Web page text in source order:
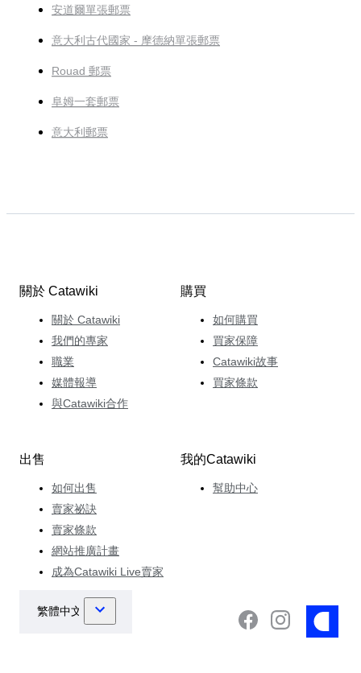
安道爾單張郵票
意大利古代國家 - 摩德納單張郵票
Rouad 郵票
阜姆一套郵票
意大利郵票
關於 Catawiki
關於 Catawiki
我們的專家
職業
媒體報導
與Catawiki合作
購買
如何購買
買家保障
Catawiki故事
買家條款
出售
如何出售
賣家祕訣
賣家條款
網站推廣計畫
成為Catawiki Live賣家
我的Catawiki
幫助中心